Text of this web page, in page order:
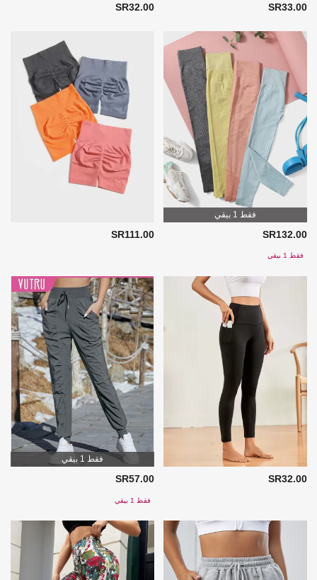
SR33.00
SR32.00
فقط 1 بيقي
SR132.00
فقط 1 بيقي
SR111.00
SR32.00
فقط 1 بيقي
SR57.00
فقط 1 بيقي